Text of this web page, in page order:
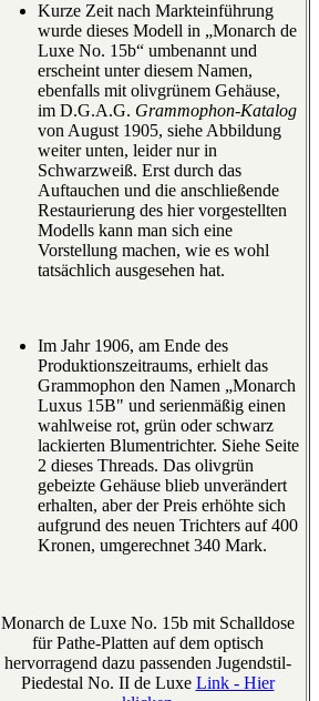
Kurze Zeit nach Markteinführung
wurde dieses Modell in „Monarch de
Luxe No. 15b“ umbenannt und
erscheint unter diesem Namen,
ebenfalls mit olivgrünem Gehäuse,
im D.G.A.G. Grammophon-Katalog
von August 1905, siehe Abbildung
weiter unten, leider nur in
Schwarzweiß. Erst durch das
Auftauchen und die anschließende
Restaurierung des hier vorgestellten
Modells kann man sich eine
Vorstellung machen, wie es wohl
tatsächlich ausgesehen hat.
Im Jahr 1906, am Ende des
Produktionszeitraums, erhielt das
Grammophon den Namen „Monarch
Luxus 15B" und serienmäßig einen
wahlweise rot, grün oder schwarz
lackierten Blumentrichter. Siehe Seite
2 dieses Threads. Das olivgrün
gebeizte Gehäuse blieb unverändert
erhalten, aber der Preis erhöhte sich
aufgrund des neuen Trichters auf 400
Kronen, umgerechnet 340 Mark.
Monarch de Luxe No. 15b mit Schalldose
für Pathe-Platten auf dem optisch
hervorragend dazu passenden Jugendstil-
Piedestal No. II de Luxe Link - Hier